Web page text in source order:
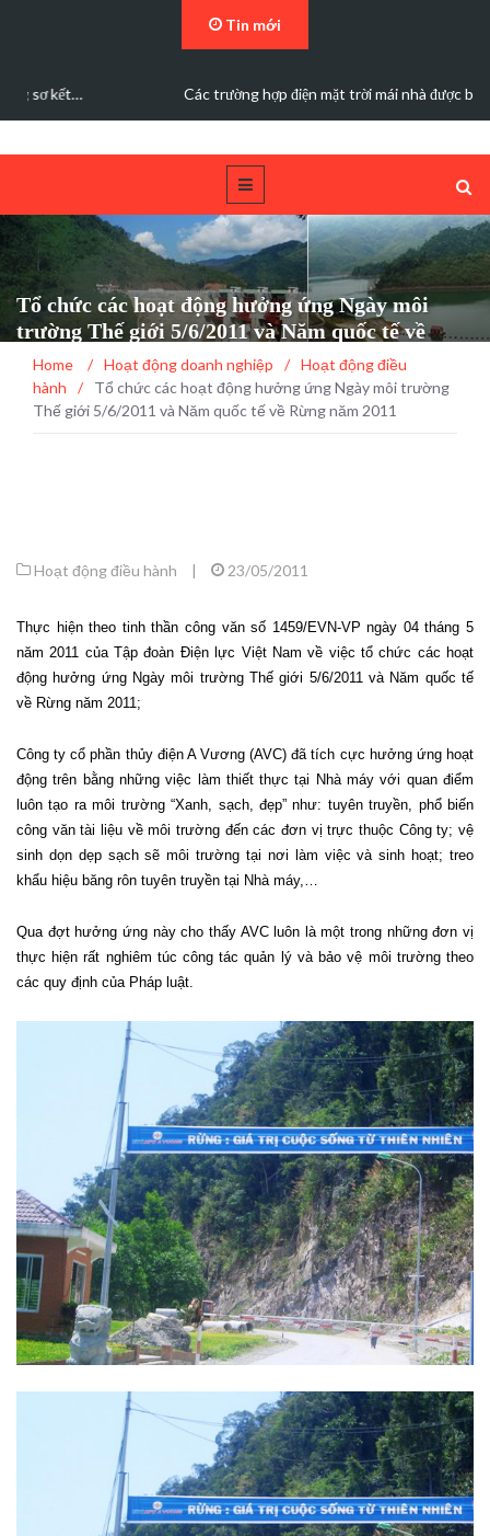
Tin mới
Các trường hợp điện mặt trời mái nhà được bán điện dư
Tổ chức các hoạt động hưởng ứng Ngày môi
trường Thế giới 5/6/2011 và Năm quốc tế về
Rừng năm 2011
Home / Hoạt động doanh nghiệp / Hoạt động điều
hành
/
Tổ chức các hoạt động hưởng ứng Ngày môi trường
Thế giới 5/6/2011 và Năm quốc tế về Rừng năm 2011
Hoạt động điều hành | 23/05/2011
Thực hiện theo tinh thần công văn số 1459/EVN-VP ngày 04 tháng 5
năm 2011 của Tập đoàn Điện lực Việt Nam về việc tổ chức các hoạt
động hưởng ứng Ngày môi trường Thế giới 5/6/2011 và Năm quốc tế
về Rừng năm 2011;
Công ty cổ phần thủy điện A Vương (AVC) đã tích cực hưởng ứng hoạt
động trên bằng những việc làm thiết thực tại Nhà máy với quan điểm
luôn tạo ra môi trường “Xanh, sạch, đẹp” như: tuyên truyền, phổ biến
công văn tài liệu về môi trường đến các đơn vị trực thuộc Công ty; vệ
sinh dọn dẹp sạch sẽ môi trường tại nơi làm việc và sinh hoạt; treo
khẩu hiệu băng rôn tuyên truyền tại Nhà máy,…
Qua đợt hưởng ứng này cho thấy AVC luôn là một trong những đơn vị
thực hiện rất nghiêm túc công tác quản lý và bảo vệ môi trường theo
các quy định của Pháp luật.